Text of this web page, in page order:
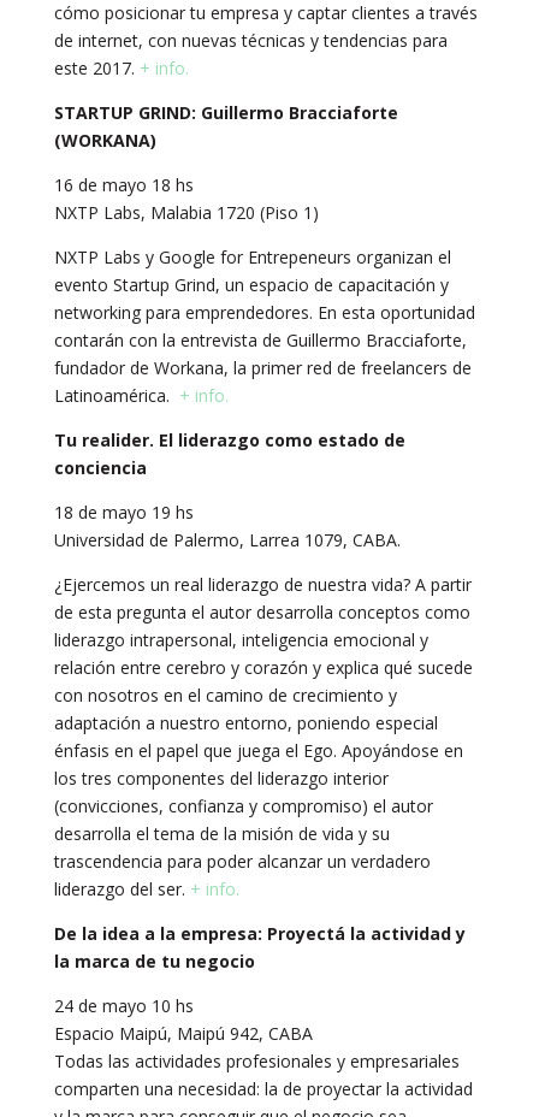
cómo posicionar tu empresa y captar clientes a través
de internet, con nuevas técnicas y tendencias para
este 2017. + info.
STARTUP GRIND: Guillermo Bracciaforte
(WORKANA)
16 de mayo 18 hs
NXTP Labs, Malabia 1720 (Piso 1)
NXTP Labs y Google for Entrepeneurs organizan el
evento Startup Grind, un espacio de capacitación y
networking para emprendedores. En esta oportunidad
contarán con la entrevista de Guillermo Bracciaforte,
fundador de Workana, la primer red de freelancers de
Latinoamérica. + info.
Tu realider. El liderazgo como estado de
conciencia
18 de mayo 19 hs
Universidad de Palermo, Larrea 1079, CABA.
¿Ejercemos un real liderazgo de nuestra vida? A partir
de esta pregunta el autor desarrolla conceptos como
liderazgo intrapersonal, inteligencia emocional y
relación entre cerebro y corazón y explica qué sucede
con nosotros en el camino de crecimiento y
adaptación a nuestro entorno, poniendo especial
énfasis en el papel que juega el Ego. Apoyándose en
los tres componentes del liderazgo interior
(convicciones, confianza y compromiso) el autor
desarrolla el tema de la misión de vida y su
trascendencia para poder alcanzar un verdadero
liderazgo del ser. + info.
De la idea a la empresa: Proyectá la actividad y
la marca de tu negocio
24 de mayo 10 hs
Espacio Maipú, Maipú 942, CABA
Todas las actividades profesionales y empresariales
comparten una necesidad: la de proyectar la actividad